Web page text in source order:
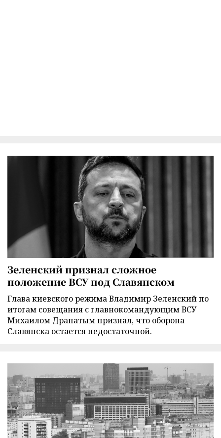
Зеленский признал сложное
положение ВСУ под Славянском
Глава киевского режима Владимир Зеленский по
итогам совещания с главнокомандующим ВСУ
Михаилом Драпатым признал, что оборона
Славянска остается недостаточной.